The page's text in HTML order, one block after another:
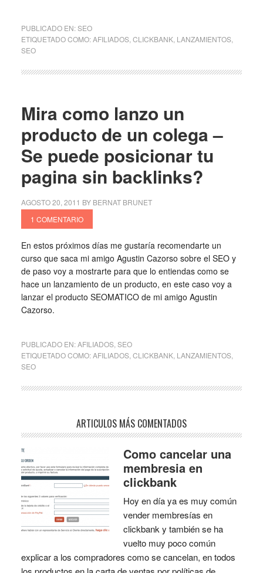
PUBLICADO EN:SEO
ETIQUETADO COMO:AFILIADOS, CLICKBANK, LANZAMIENTOS,
SEO
Mira como lanzo un
producto de un colega –
Se puede posicionar tu
pagina sin backlinks?
AGOSTO 20, 2011 BY BERNAT BRUNET
1 COMENTARIO
En estos próximos días me gustaría recomendarte un
curso que saca mi amigo Agustin Cazorso sobre el SEO y
de paso voy a mostrarte para que lo entiendas como se
hace un lanzamiento de un producto, en este caso voy a
lanzar el producto SEOMATICO de mi amigo Agustin
Cazorso.
PUBLICADO EN:AFILIADOS, SEO
ETIQUETADO COMO:AFILIADOS, CLICKBANK, LANZAMIENTOS,
SEO
ARTICULOS MÁS COMENTADOS
Como cancelar una
membresia en
clickbank
Hoy en día ya es muy común
vender membresías en
clickbank y también se ha
vuelto muy poco común
explicar a los compradores como se cancelan, en todos